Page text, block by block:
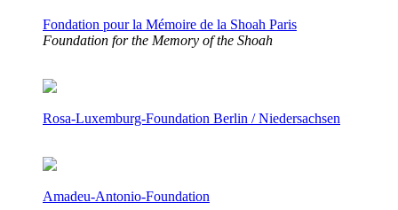
Fondation pour la Mémoire de la Shoah Paris
Foundation for the Memory of the Shoah
Rosa-Luxemburg-Foundation Berlin / Niedersachsen
Amadeu-Antonio-Foundation